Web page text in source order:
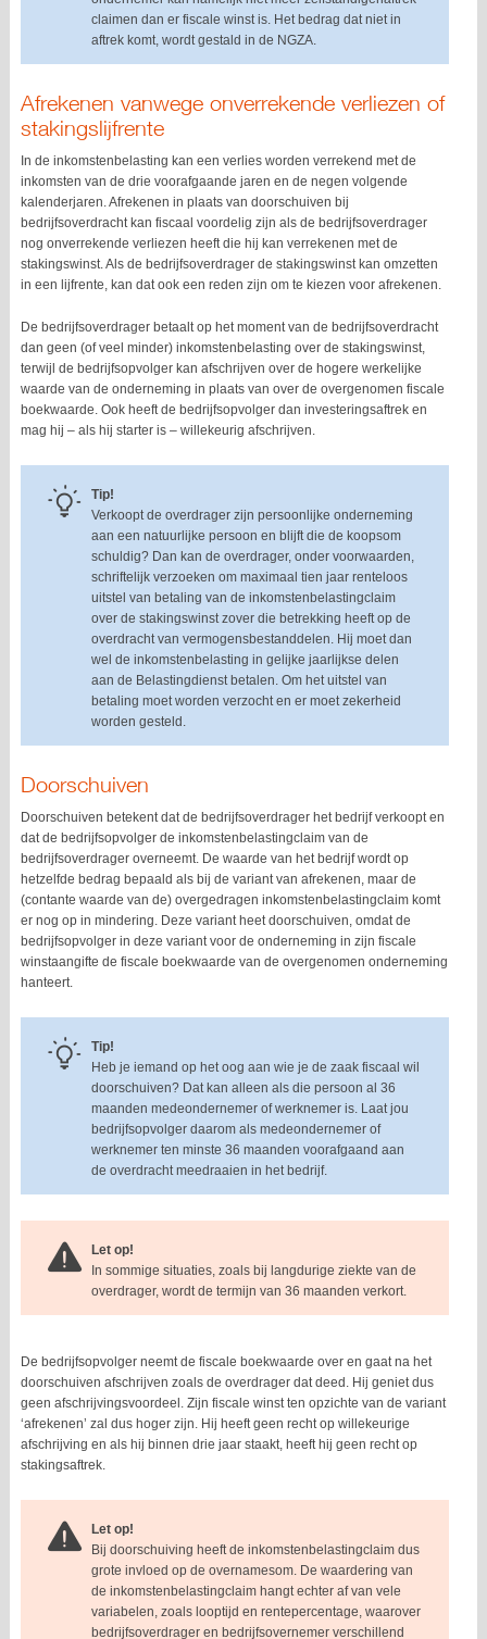
claimen dan er fiscale winst is. Het bedrag dat niet in
aftrek komt, wordt gestald in de NGZA.
Afrekenen vanwege onverrekende verliezen of
stakingslijfrente
In de inkomstenbelasting kan een verlies worden verrekend met de
inkomsten van de drie voorafgaande jaren en de negen volgende
kalenderjaren. Afrekenen in plaats van doorschuiven bij
bedrijfsoverdracht kan fiscaal voordelig zijn als de bedrijfsoverdrager
nog onverrekende verliezen heeft die hij kan verrekenen met de
stakingswinst. Als de bedrijfsoverdrager de stakingswinst kan omzetten
in een lijfrente, kan dat ook een reden zijn om te kiezen voor afrekenen.
De bedrijfsoverdrager betaalt op het moment van de bedrijfsoverdracht
dan geen (of veel minder) inkomstenbelasting over de stakingswinst,
terwijl de bedrijfsopvolger kan afschrijven over de hogere werkelijke
waarde van de onderneming in plaats van over de overgenomen fiscale
boekwaarde. Ook heeft de bedrijfsopvolger dan investeringsaftrek en
mag hij – als hij starter is – willekeurig afschrijven.
Tip!
Verkoopt de overdrager zijn persoonlijke onderneming
aan een natuurlijke persoon en blijft die de koopsom
schuldig? Dan kan de overdrager, onder voorwaarden,
schriftelijk verzoeken om maximaal tien jaar renteloos
uitstel van betaling van de inkomstenbelastingclaim
over de stakingswinst zover die betrekking heeft op de
overdracht van vermogensbestanddelen. Hij moet dan
wel de inkomstenbelasting in gelijke jaarlijkse delen
aan de Belastingdienst betalen. Om het uitstel van
betaling moet worden verzocht en er moet zekerheid
worden gesteld.
Doorschuiven
Doorschuiven betekent dat de bedrijfsoverdrager het bedrijf verkoopt en
dat de bedrijfsopvolger de inkomstenbelastingclaim van de
bedrijfsoverdrager overneemt. De waarde van het bedrijf wordt op
hetzelfde bedrag bepaald als bij de variant van afrekenen, maar de
(contante waarde van de) overgedragen inkomstenbelastingclaim komt
er nog op in mindering. Deze variant heet doorschuiven, omdat de
bedrijfsopvolger in deze variant voor de onderneming in zijn fiscale
winstaangifte de fiscale boekwaarde van de overgenomen onderneming
hanteert.
Tip!
Heb je iemand op het oog aan wie je de zaak fiscaal wil
doorschuiven? Dat kan alleen als die persoon al 36
maanden medeondernemer of werknemer is. Laat jou
bedrijfsopvolger daarom als medeondernemer of
werknemer ten minste 36 maanden voorafgaand aan
de overdracht meedraaien in het bedrijf.
Let op!
In sommige situaties, zoals bij langdurige ziekte van de
overdrager, wordt de termijn van 36 maanden verkort.
De bedrijfsopvolger neemt de fiscale boekwaarde over en gaat na het
doorschuiven afschrijven zoals de overdrager dat deed. Hij geniet dus
geen afschrijvingsvoordeel. Zijn fiscale winst ten opzichte van de variant
‘afrekenen’ zal dus hoger zijn. Hij heeft geen recht op willekeurige
afschrijving en als hij binnen drie jaar staakt, heeft hij geen recht op
stakingsaftrek.
Let op!
Bij doorschuiving heeft de inkomstenbelastingclaim dus
grote invloed op de overnamesom. De waardering van
de inkomstenbelastingclaim hangt echter af van vele
variabelen, zoals looptijd en rentepercentage, waarover
bedrijfsoverdrager en bedrijfsovernemer verschillend